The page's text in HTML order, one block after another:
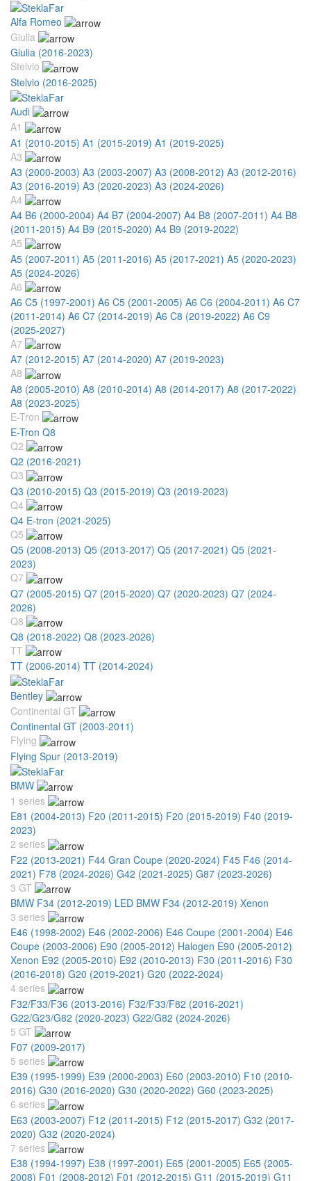
Alfa Romeo
Giulia
Giulia (2016-2023)
Stelvio
Stelvio (2016-2025)
Audi
A1
A1 (2010-2015) A1 (2015-2019) A1 (2019-2025)
A3
A3 (2000-2003) A3 (2003-2007) A3 (2008-2012) A3 (2012-2016)
A3 (2016-2019) A3 (2020-2023) A3 (2024-2026)
A4
A4 B6 (2000-2004) A4 B7 (2004-2007) A4 B8 (2007-2011) A4 B8
(2011-2015) A4 B9 (2015-2020) A4 B9 (2019-2022)
A5
A5 (2007-2011) A5 (2011-2016) A5 (2017-2021) A5 (2020-2023)
A5 (2024-2026)
A6
A6 C5 (1997-2001) A6 C5 (2001-2005) A6 C6 (2004-2011) A6 C7
(2011-2014) A6 C7 (2014-2019) A6 C8 (2019-2022) A6 C9
(2025-2027)
A7
A7 (2012-2015) A7 (2014-2020) A7 (2019-2023)
A8
A8 (2005-2010) A8 (2010-2014) A8 (2014-2017) A8 (2017-2022)
A8 (2023-2025)
E-Tron
E-Tron Q8
Q2
Q2 (2016-2021)
Q3
Q3 (2010-2015) Q3 (2015-2019) Q3 (2019-2023)
Q4
Q4 E-tron (2021-2025)
Q5
Q5 (2008-2013) Q5 (2013-2017) Q5 (2017-2021) Q5 (2021-
2023)
Q7
Q7 (2005-2015) Q7 (2015-2020) Q7 (2020-2023) Q7 (2024-
2026)
Q8
Q8 (2018-2022) Q8 (2023-2026)
TT
TT (2006-2014) TT (2014-2024)
Bentley
Continental GT
Continental GT (2003-2011)
Flying
Flying Spur (2013-2019)
BMW
1 series
E81 (2004-2013) F20 (2011-2015) F20 (2015-2019) F40 (2019-
2023)
2 series
F22 (2013-2021) F44 Gran Coupe (2020-2024) F45 F46 (2014-
2021) F78 (2024-2026) G42 (2021-2025) G87 (2023-2026)
3 GT
BMW F34 (2012-2019) LED BMW F34 (2012-2019) Xenon
3 series
E46 (1998-2002) E46 (2002-2006) E46 Coupe (2001-2004) E46
Coupe (2003-2006) E90 (2005-2012) Halogen E90 (2005-2012)
Xenon E92 (2005-2010) E92 (2010-2013) F30 (2011-2016) F30
(2016-2018) G20 (2019-2021) G20 (2022-2024)
4 series
F32/F33/F36 (2013-2016) F32/F33/F82 (2016-2021)
G22/G23/G82 (2020-2023) G22/G82 (2024-2026)
5 GT
F07 (2009-2017)
5 series
E39 (1995-1999) E39 (2000-2003) E60 (2003-2010) F10 (2010-
2016) G30 (2016-2020) G30 (2020-2022) G60 (2023-2025)
6 series
E63 (2003-2007) F12 (2011-2015) F12 (2015-2017) G32 (2017-
2020) G32 (2020-2024)
7 series
E38 (1994-1997) E38 (1997-2001) E65 (2001-2005) E65 (2005-
2008) F01 (2008-2012) F01 (2012-2015) G11 (2015-2019) G11